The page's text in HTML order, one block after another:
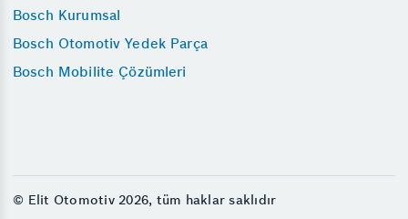
Bosch Kurumsal
Bosch Otomotiv Yedek Parça
Bosch Mobilite Çözümleri
© Elit Otomotiv 2026, tüm haklar saklıdır